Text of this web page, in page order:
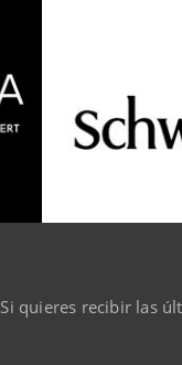
Si quieres recibir las